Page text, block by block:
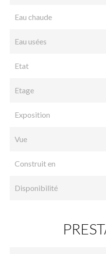
Eau chaude
Eau usées
Etat
Etage
Exposition
Vue
Construit en
Disponibilité